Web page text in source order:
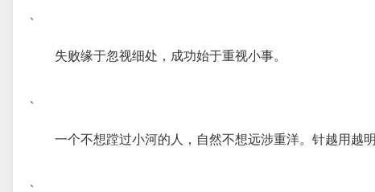
、
失败缘于忽视细处，成功始于重视小事。
、
一个不想蹚过小河的人，自然不想远涉重洋。针越用越明
、